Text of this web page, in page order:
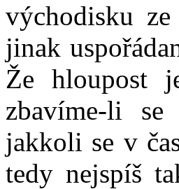
východisku
jinak
Že hloupost
zbavíme-li
jakkoli se v
tedy nejspíš